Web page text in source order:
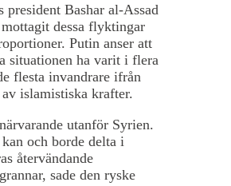
president Bashar al-Assad
dessa flyktingar
Putin anser att
situationen ha varit i flera
flesta invandrare ifrån
islamistiska krafter.
utanför Syrien.
och borde delta i
återvändande
sade den ryske